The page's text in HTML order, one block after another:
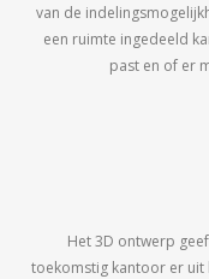
van de
een ruimte ingedeeld
past en of er
Het 3D ontwerp
toekomstig kantoor er uit